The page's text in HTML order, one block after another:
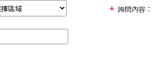
詢問內容：